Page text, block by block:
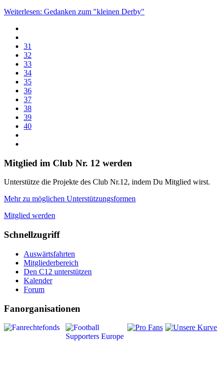
Weiterlesen: Gedanken zum "kleinen Derby"
31
32
33
34
35
36
37
38
39
40
Mitglied im Club Nr. 12 werden
Unterstütze die Projekte des Club Nr.12, indem Du Mitglied wirst.
Mehr zu möglichen Unterstützungsformen
Mitglied werden
Schnellzugriff
Auswärtsfahrten
Mitgliederbereich
Den C12 unterstützen
Kalender
Forum
Fanorganisationen